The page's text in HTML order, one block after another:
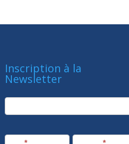
Inscription à la
Newsletter
newsletter